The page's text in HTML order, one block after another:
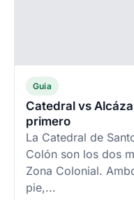
Guia
Catedral vs
primero
La Catedral de
Colón son los dos
Zona Colonial.
pie,...